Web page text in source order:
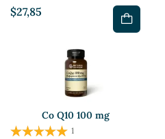
$27,85
Co Q10 100 mg
1